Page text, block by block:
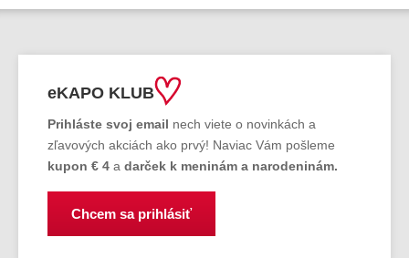
eKAPO KLUB
Prihláste svoj email nech viete o novinkách a
zľavových akciách ako prvý! Naviac Vám pošleme
kupon € 4 a darček k meninám a narodeninám.
Chcem sa prihlásiť